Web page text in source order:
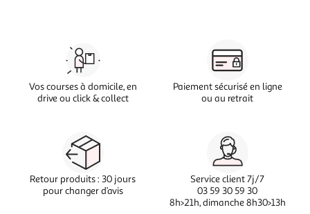
Vos courses à domicile, en
drive ou click & collect
Paiement sécurisé en ligne
ou au retrait
Retour produits : 30 jours
pour changer d’avis
Service client 7j/7
03 59 30 59 30
8h>21h, dimanche 8h30>13h